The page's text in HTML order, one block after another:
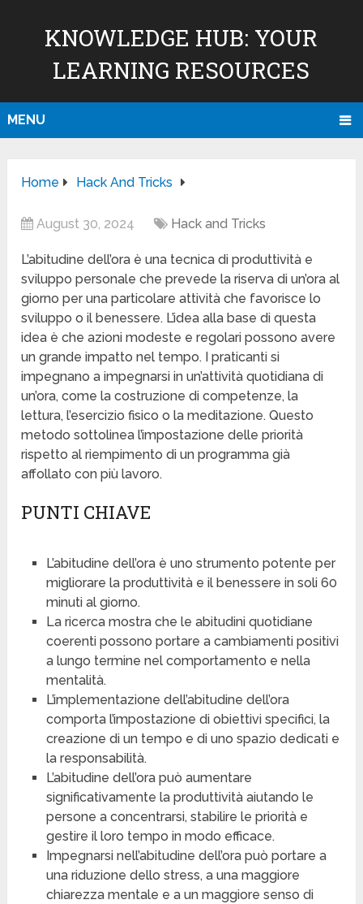
KNOWLEDGE HUB: YOUR
LEARNING RESOURCES
MENU
Home Hack And Tricks
August 30, 2024 Hack and Tricks
L’abitudine dell’ora è una tecnica di produttività e
sviluppo personale che prevede la riserva di un’ora al
giorno per una particolare attività che favorisce lo
sviluppo o il benessere. L’idea alla base di questa
idea è che azioni modeste e regolari possono avere
un grande impatto nel tempo. I praticanti si
impegnano a impegnarsi in un’attività quotidiana di
un’ora, come la costruzione di competenze, la
lettura, l’esercizio fisico o la meditazione. Questo
metodo sottolinea l’impostazione delle priorità
rispetto al riempimento di un programma già
affollato con più lavoro.
PUNTI CHIAVE
L’abitudine dell’ora è uno strumento potente per
migliorare la produttività e il benessere in soli 60
minuti al giorno.
La ricerca mostra che le abitudini quotidiane
coerenti possono portare a cambiamenti positivi
a lungo termine nel comportamento e nella
mentalità.
L’implementazione dell’abitudine dell’ora
comporta l’impostazione di obiettivi specifici, la
creazione di un tempo e di uno spazio dedicati e
la responsabilità.
L’abitudine dell’ora può aumentare
significativamente la produttività aiutando le
persone a concentrarsi, stabilire le priorità e
gestire il loro tempo in modo efficace.
Impegnarsi nell’abitudine dell’ora può portare a
una riduzione dello stress, a una maggiore
chiarezza mentale e a un maggiore senso di